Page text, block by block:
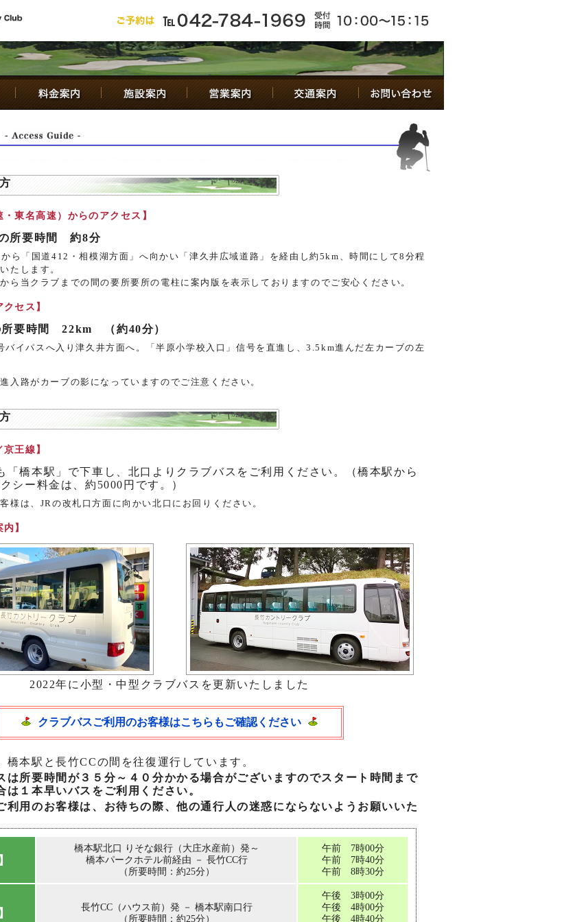
・東名高速）からのアクセス】
所要時間 約8分
ら「国道412・相模湖方面」へ向かい「津久井広域道路」を経由し約5km、時間にして8分程
たします。
ら当クラブまでの間の要所要所の電柱に案内版を表示しておりますのでご安心ください。
セス】
所要時間 22km （約40分）
バイパスへ入り津久井方面へ。「半原小学校入口」信号を直進し、3.5km進んだ左カーブの左
入路がカーブの影になっていますのでご注意ください。
王線】
「橋本駅」で下車し、北口よりクラブバスをご利用ください。（橋本駅から
シー料金は、約5000円です。）
様は、JRの改札口方面に向かい北口にお回りください。
】
2022年に小型・中型クラブバスを更新いたしました
クラブバスご利用のお客様はこちらもご確認ください
橋本駅と長竹CCの間を往復運行しています。
は所要時間が３５分～４０分かかる場合がございますのでスタート時間まで
は１本早いバスをご利用ください。
利用のお客様は、お待ちの際、他の通行人の迷惑にならないようお願いいた
橋本駅北口 りそな銀行（大庄水産前）発～
橋本パークホテル前経由 － 長竹CC行
（所要時間：約25分）
午前 7時00分
午前 7時40分
午前 8時30分
長竹CC（ハウス前）発 － 橋本駅南口行
（所要時間：約25分）
午後 3時00分
午後 4時00分
午後 4時40分